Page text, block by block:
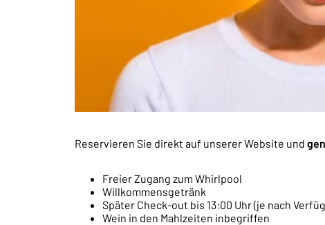
Reservieren Sie direkt auf unserer Website und
Freier Zugang zum Whirlpool
Willkommensgetränk
Später Check-out bis 13:00 Uhr (je nach
Wein in den Mahlzeiten inbegriffen